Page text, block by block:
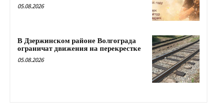
05.08.2026
В Дзержинском районе Волгограда
ограничат движения на перекрестке
05.08.2026